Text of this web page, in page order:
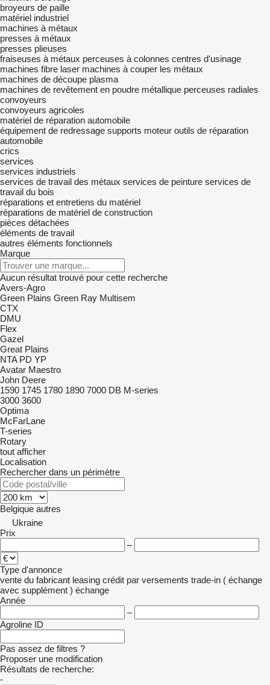
broyeurs de paille
matériel industriel
machines à métaux
presses à métaux
presses plieuses
fraiseuses à métaux perceuses à colonnes centres d'usinage
machines fibre laser machines à couper les métaux
machines de découpe plasma
machines de revêtement en poudre métallique perceuses radiales
convoyeurs
convoyeurs agricoles
matériel de réparation automobile
équipement de redressage supports moteur outils de réparation
automobile
crics
services
services industriels
services de travail des métaux services de peinture services de
travail du bois
réparations et entretiens du matériel
réparations de matériel de construction
pièces détachées
éléments de travail
autres éléments fonctionnels
Marque
Aucun résultat trouvé pour cette recherche
Avers-Agro
Green Plains Green Ray Multisem
CTX
DMU
Flex
Gazel
Great Plains
NTA PD YP
Avatar Maestro
John Deere
1590 1745 1780 1890 7000 DB M-series
3000 3600
Optima
McFarLane
T-series
Rotary
tout afficher
Localisation
Rechercher dans un périmètre
Belgique autres
Ukraine
Prix
–
Type d'annonce
vente du fabricant leasing crédit par versements trade-in ( échange
avec supplément ) échange
Année
–
Agroline ID
Pas assez de filtres ?
Proposer une modification
Résultats de recherche:
-